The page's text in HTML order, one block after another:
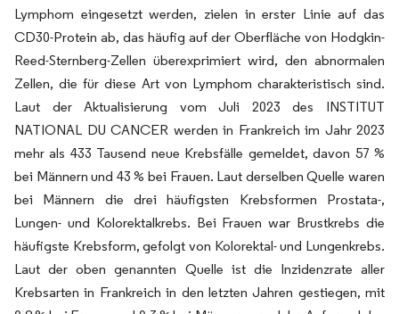
Lymphom eingesetzt werden, zielen in erster Linie auf das
CD30-Protein ab, das häufig auf der Oberfläche von Hodgkin-
Reed-Sternberg-Zellen überexprimiert wird, den abnormalen
Zellen, die für diese Art von Lymphom charakteristisch sind.
Laut der Aktualisierung vom Juli 2023 des INSTITUT
NATIONAL DU CANCER werden in Frankreich im Jahr 2023
mehr als 433 Tausend neue Krebsfälle gemeldet, davon 57 %
bei Männern und 43 % bei Frauen. Laut derselben Quelle waren
bei Männern die drei häufigsten Krebsformen Prostata-,
Lungen- und Kolorektalkrebs. Bei Frauen war Brustkrebs die
häufigste Krebsform, gefolgt von Kolorektal- und Lungenkrebs.
Laut der oben genannten Quelle ist die Inzidenzrate aller
Krebsarten in Frankreich in den letzten Jahren gestiegen, mit